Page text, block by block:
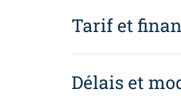
Tarif et
Délais et